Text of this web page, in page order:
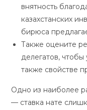
внятность
казахстанских
бирюса
Также оцените
делегатов,
также свойстве
Одно из наиболее
— ставка нате